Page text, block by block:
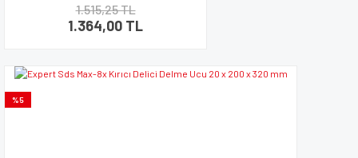
1.515,25 TL
1.364,00 TL
%5